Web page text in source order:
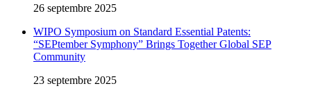
26 septembre 2025
WIPO Symposium on Standard Essential Patents:
“SEPtember Symphony” Brings Together Global SEP
Community
23 septembre 2025